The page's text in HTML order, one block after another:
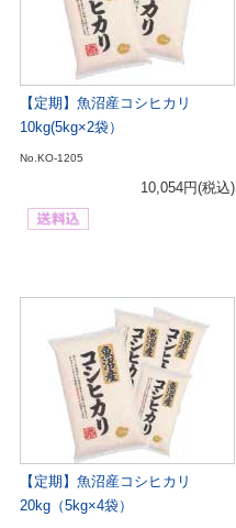
【定期】魚沼産コシヒカリ
10kg(5kg×2袋）
No.KO-1205
10,054円(税込)
【定期】魚沼産コシヒカリ
20kg（5kg×4袋）